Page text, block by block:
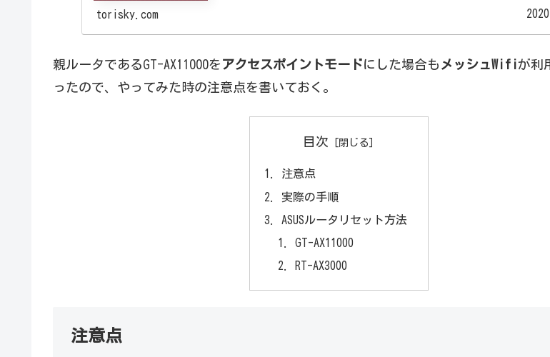
torisky.com
親ルータであるGT-AX11000を アクセスポイントモードにした場合も メッシュWifiが利
ったので、やってみた時の注意点を書いておく。
目次
注意点
実際の手順
ASUSルータリセット方法
GT-AX11000
RT-AX3000
注意点